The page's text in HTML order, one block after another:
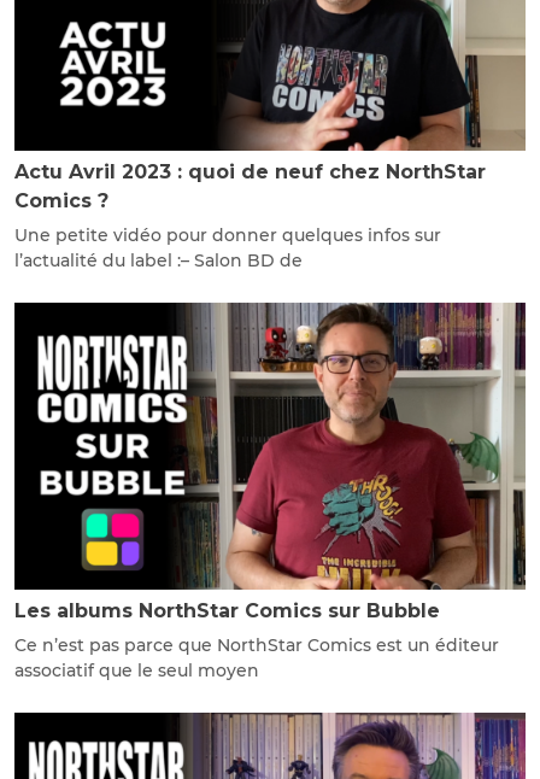
Actu Avril 2023 : quoi de neuf chez NorthStar
Comics ?
Une petite vidéo pour donner quelques infos sur
l’actualité du label :– Salon BD de
Les albums NorthStar Comics sur Bubble
Ce n’est pas parce que NorthStar Comics est un éditeur
associatif que le seul moyen